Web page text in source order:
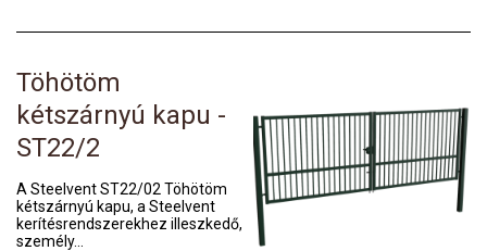
Töhötöm
kétszárnyú kapu -
ST22/2
A Steelvent ST22/02 Töhötöm
kétszárnyú kapu, a Steelvent
kerítésrendszerekhez illeszkedő,
személy...